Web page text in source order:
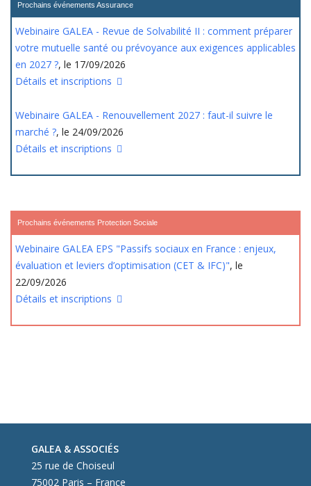
Prochains événements Assurance
Webinaire GALEA - Revue de Solvabilité II : comment préparer
votre mutuelle santé ou prévoyance aux exigences applicables
en 2027 ?, le 17/09/2026
Détails et inscriptions
Webinaire GALEA - Renouvellement 2027 : faut-il suivre le
marché ?, le 24/09/2026
Détails et inscriptions
Prochains événements Protection Sociale
Webinaire GALEA EPS "Passifs sociaux en France : enjeux,
évaluation et leviers d’optimisation (CET & IFC)", le
22/09/2026
Détails et inscriptions
GALEA & ASSOCIÉS
25 rue de Choiseul
75002 Paris – France